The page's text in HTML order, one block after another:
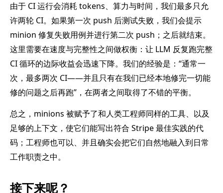
由于 CI 运行会消耗 tokens、算力与时间，我们最多只允
许两轮 CI。如果第一次 push 后测试失败，我们会提示
minion 修复失败用例并进行第二次 push；之后就结束。
这里需要在速度与完整性之间做权衡：让 LLM 反复跑完整
CI 循环的边际收益会迅速下降。我们的经验是：“通常一
次，最多两次 CI——并且只有在我们已经本地修完一切能
修的问题之后再跑”，在两者之间取得了不错的平衡。
总之，minions 被赋予了和人类工程师同样的工具、以及
足够的上下文，使它们能写出符合 Stripe 最佳实践的代
码；工程师也可以、并且确实会把它们自然地融入到日常
工作职责之中。
接下来呢？